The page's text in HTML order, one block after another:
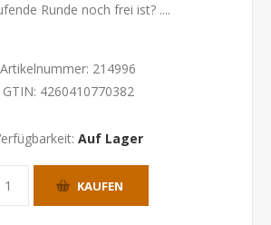
Runde noch frei ist? ....
Artikelnummer: 214996
GTIN: 4260410770382
Auf Lager
KAUFEN